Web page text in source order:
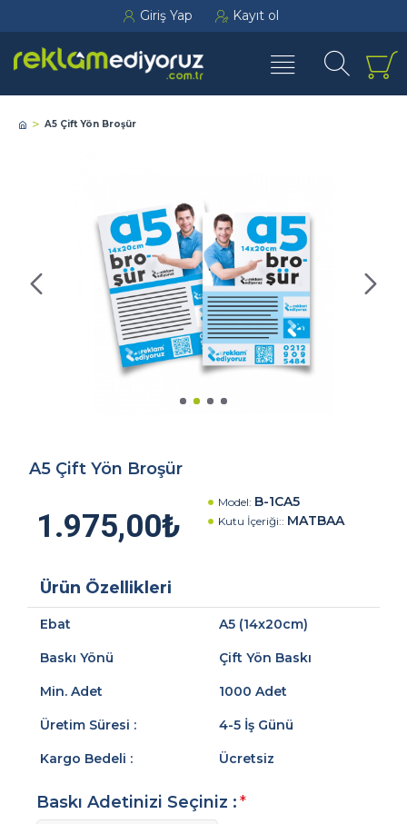
Giriş Yap Kayıt ol
A5 Çift Yön Broşür
A5 Çift Yön Broşür
Ürün Özellikleri
Ebat A5 (14x20cm)
Baskı Yönü Çift Yön Baskı
Min. Adet 1000 Adet
Üretim Süresi : 4-5 İş Günü
Kargo Bedeli : Ücretsiz
1.975,00₺
Model: B-1CA5
Kutu İçeriği:: MATBAA
Baskı Adetinizi Seçiniz :